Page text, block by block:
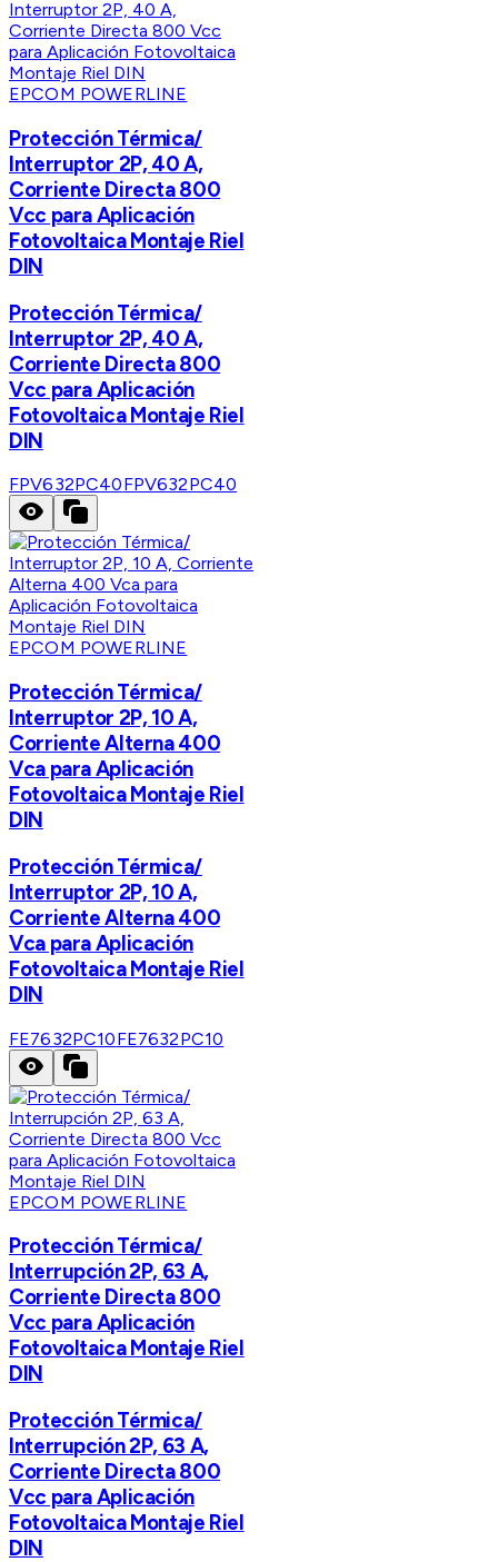
EPCOM POWERLINE
Protección Térmica/
Interruptor 2P, 40 A,
Corriente Directa 800
Vcc para Aplicación
Fotovoltaica Montaje Riel
DIN
Protección Térmica/
Interruptor 2P, 40 A,
Corriente Directa 800
Vcc para Aplicación
Fotovoltaica Montaje Riel
DIN
FPV632PC40FPV632PC40
EPCOM POWERLINE
Protección Térmica/
Interruptor 2P, 10 A,
Corriente Alterna 400
Vca para Aplicación
Fotovoltaica Montaje Riel
DIN
Protección Térmica/
Interruptor 2P, 10 A,
Corriente Alterna 400
Vca para Aplicación
Fotovoltaica Montaje Riel
DIN
FE7632PC10FE7632PC10
EPCOM POWERLINE
Protección Térmica/
Interrupción 2P, 63 A,
Corriente Directa 800
Vcc para Aplicación
Fotovoltaica Montaje Riel
DIN
Protección Térmica/
Interrupción 2P, 63 A,
Corriente Directa 800
Vcc para Aplicación
Fotovoltaica Montaje Riel
DIN